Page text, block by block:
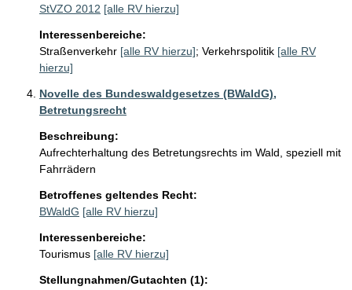
StVZO 2012 [alle RV hierzu]
Interessenbereiche:
Straßenverkehr [alle RV hierzu]; Verkehrspolitik [alle RV
hierzu]
Novelle des Bundeswaldgesetzes (BWaldG),
Betretungsrecht
Beschreibung:
Aufrechterhaltung des Betretungsrechts im Wald, speziell mit
Fahrrädern
Betroffenes geltendes Recht:
BWaldG [alle RV hierzu]
Interessenbereiche:
Tourismus [alle RV hierzu]
Stellungnahmen/Gutachten (1):